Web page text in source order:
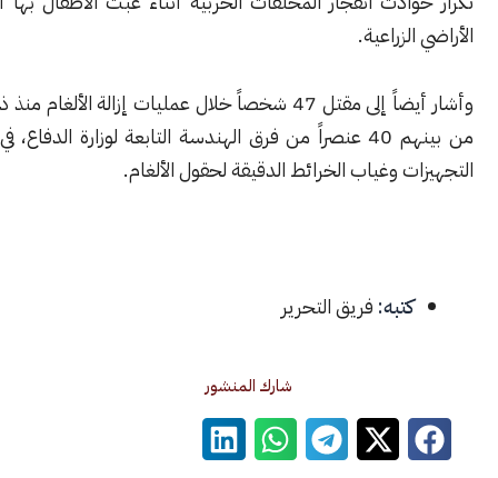
وأشار أيضاً إلى مقتل 47 شخصاً خلال عمليات إزالة الألغام منذ ذلك التاريخ،
من بينهم 40 عنصراً من فرق الهندسة التابعة لوزارة الدفاع، في ظل نقص
وغياب الخرائط الدقيقة لحقول الألغام.
فريق التحرير
شارك المنشور